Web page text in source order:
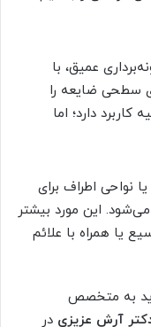
عمیق، با
سطحی ضایعه را
کاربرد دارد؛ اما
نواحی اطراف برای
این مورد بیشتر
یا همراه با علائم
به متخصص
آرش عزیزی در